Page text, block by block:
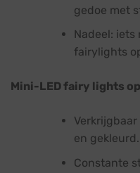
gedoe met
Nadeel:
fairylights
Mini-LED fairy lights
en gekleurd.
Constante